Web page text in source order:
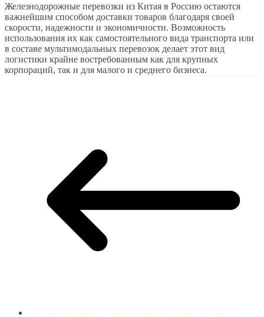
Железнодорожные перевозки из Китая в Россию остаются
важнейшим способом доставки товаров благодаря своей
скорости, надежности и экономичности. Возможность
использования их как самостоятельного вида транспорта или
в составе мультимодальных перевозок делает этот вид
логистики крайне востребованным как для крупных
корпораций, так и для малого и среднего бизнеса.